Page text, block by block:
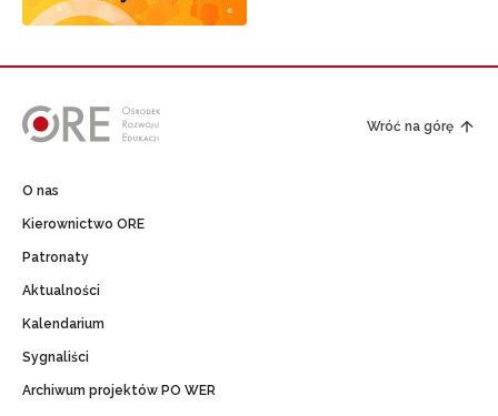
Wróć na górę
O nas
Kierownictwo ORE
Patronaty
Aktualności
Kalendarium
Sygnaliści
Archiwum projektów PO WER